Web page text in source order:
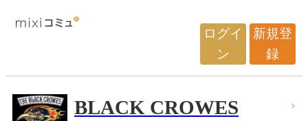
ログイ
ン
新規登
録
BLACK CROWES